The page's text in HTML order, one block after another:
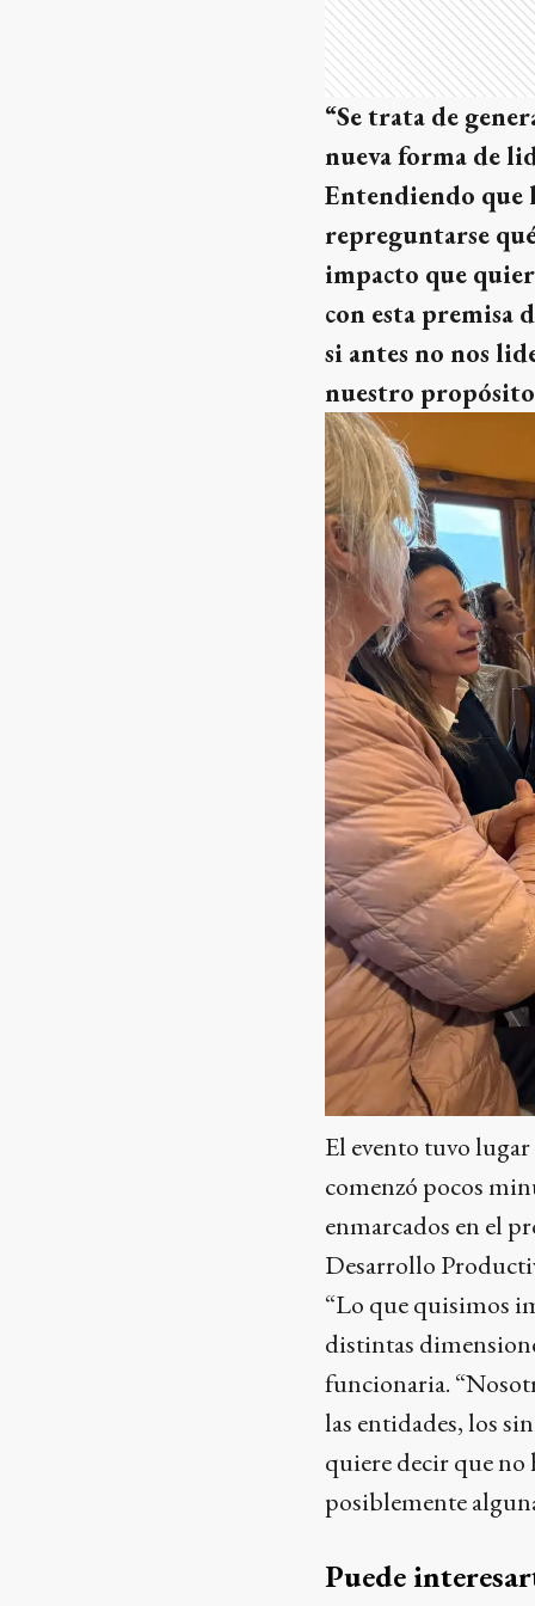
“Se trata de
nueva forma de
Entendiendo que
repreguntarse
impacto que
con esta premisa
si antes no nos
nuestro
El evento tuvo lugar
comenzó pocos
enmarcados en el
Desarrollo
“Lo que quisimos
distintas
funcionaria.
las entidades, los
quiere decir que no
posiblemente
Puede